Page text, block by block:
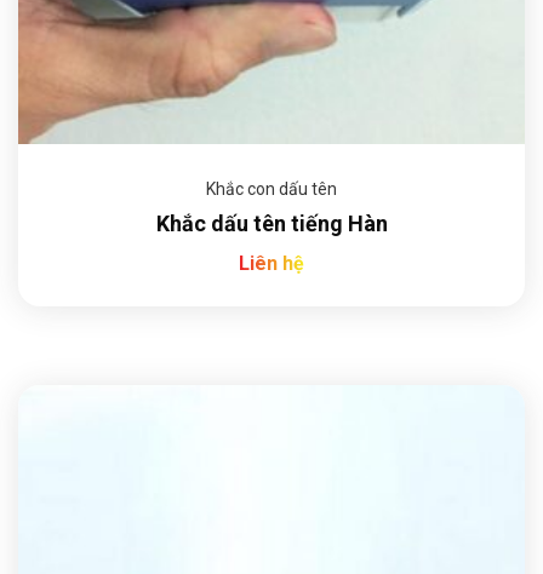
Khắc con dấu tên
Khắc dấu tên tiếng Hàn
Liên hệ